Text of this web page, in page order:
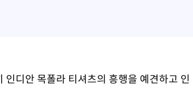
디안 목폴라 티셔츠의 흥행을 예견하고 인